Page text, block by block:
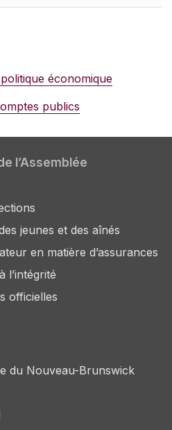
économique
publics
l’Assemblée
jeunes et des aînés
en matière d’assurances
l’intégrité
officielles
du Nouveau-Brunswick